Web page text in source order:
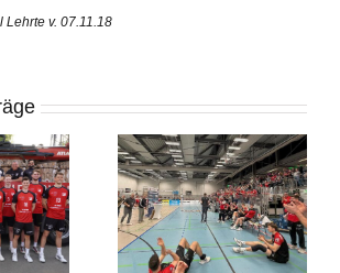
Lehrte v. 07.11.18